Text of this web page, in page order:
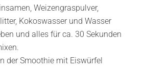
Weizengraspulver,
Kokoswasser und Wasser
und alles für ca. 30 Sekunden
der Smoothie mit Eiswürfel